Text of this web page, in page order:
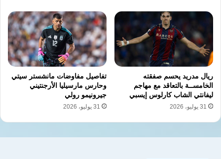
ريال مدريد يحسم صفقته
الخامســة بالتعاقد مع مهاجم
ليفانتي الشاب كارلوس إيسبي
31 يوليو، 2026
تفاصيل مفاوضات مانشستر سيتي
وحارس مارسيليا الأرجنتيني
جيرونيمو رولي
31 يوليو، 2026